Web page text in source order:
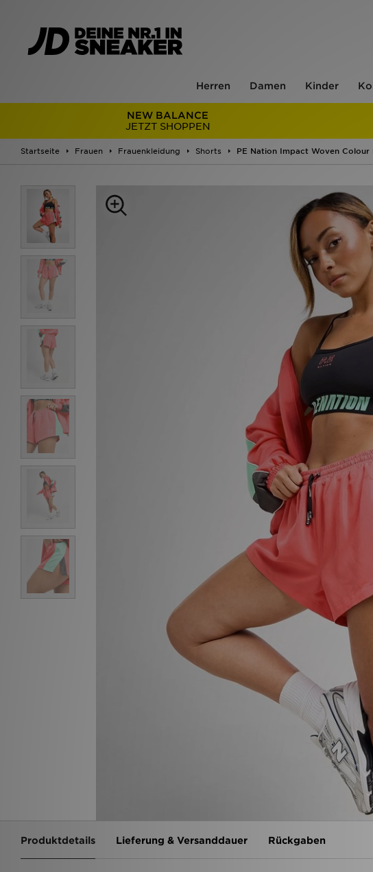
Herren Damen Kinder
NEW BALANCE
JETZT SHOPPEN
Startseite Frauen Frauenkleidung Shorts PE Nation Impact Woven Colour
Produktdetails Lieferung & Versanddauer Rückgaben